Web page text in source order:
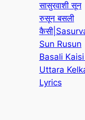
सासुरवाशी सून
रुसून बसली
Sun Rusun
Basali
Uttara
Lyrics